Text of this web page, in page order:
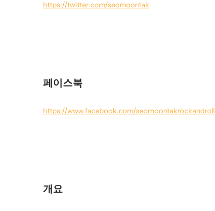
https://twitter.com/seomoontak
페이스북
https://www.facebook.com/seomoontakrockandroll
개요